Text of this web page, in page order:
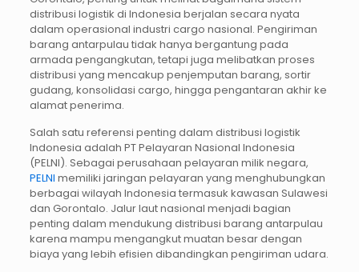
distribusi logistik di Indonesia berjalan secara nyata
dalam operasional industri cargo nasional. Pengiriman
barang antarpulau tidak hanya bergantung pada
armada pengangkutan, tetapi juga melibatkan proses
distribusi yang mencakup penjemputan barang, sortir
gudang, konsolidasi cargo, hingga pengantaran akhir ke
alamat penerima.
Salah satu referensi penting dalam distribusi logistik
Indonesia adalah PT Pelayaran Nasional Indonesia
(PELNI). Sebagai perusahaan pelayaran milik negara,
PELNI memiliki jaringan pelayaran yang menghubungkan
berbagai wilayah Indonesia termasuk kawasan Sulawesi
dan Gorontalo. Jalur laut nasional menjadi bagian
penting dalam mendukung distribusi barang antarpulau
karena mampu mengangkut muatan besar dengan
biaya yang lebih efisien dibandingkan pengiriman udara.